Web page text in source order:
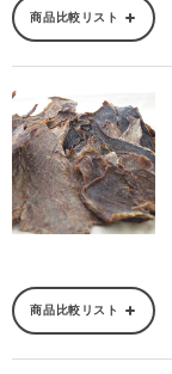
商品比較リスト
商品比較リスト